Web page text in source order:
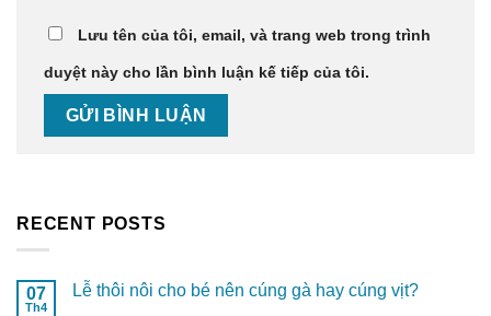
Lưu tên của tôi, email, và trang web trong trình
duyệt này cho lần bình luận kế tiếp của tôi.
RECENT POSTS
07
Th4
Lễ thôi nôi cho bé nên cúng gà hay cúng vịt?